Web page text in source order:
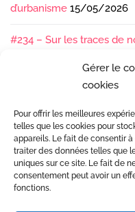
Gérer le
cookies
Pour offrir les meilleures
telles que les cookies pour
appareils. Le fait de consentir
traiter des données telles que
uniques sur ce site. Le fait de
consentement peut avoir un
fonctions.
d’urbanisme 15/05/2026
#234 – Sur les traces de
#233 – Les sédiments, ça
#232 – Sur le terrain avec
07/04/2026